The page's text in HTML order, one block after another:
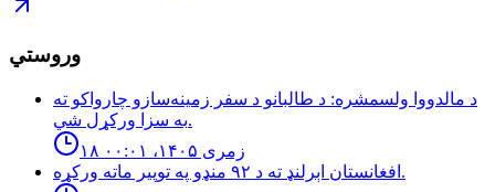
وروستي
د مالدووا ولسمشره: د طالبانو د سفر زمینه‌سازو چارواکو ته
به سزا ورکړل شي.
۱۸ زمری ۱۴۰۵، ۰۰:۰۱
افغانستان اېرلنډ ته د ٩٢ منډو په توپیر ماته وركړه.